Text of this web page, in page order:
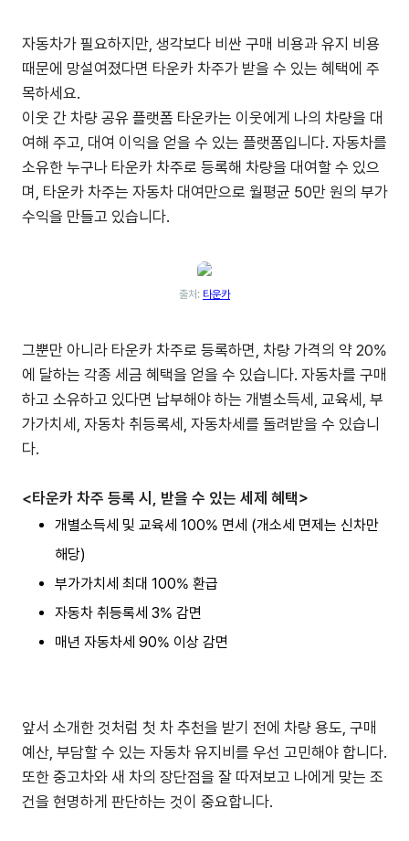
자동차가 필요하지만, 생각보다 비싼 구매 비용과 유지 비용
때문에 망설여졌다면 타운카 차주가 받을 수 있는 혜택에 주
목하세요.
이웃 간 차량 공유 플랫폼 타운카는 이웃에게 나의 차량을 대
여해 주고, 대여 이익을 얻을 수 있는 플랫폼입니다. 자동차를
소유한 누구나 타운카 차주로 등록해 차량을 대여할 수 있으
며, 타운카 차주는 자동차 대여만으로 월평균 50만 원의 부가
수익을 만들고 있습니다.
출처: 타운카
그뿐만 아니라 타운카 차주로 등록하면, 차량 가격의 약 20%
에 달하는 각종 세금 혜택을 얻을 수 있습니다. 자동차를 구매
하고 소유하고 있다면 납부해야 하는 개별소득세, 교육세, 부
가가치세, 자동차 취등록세, 자동차세를 돌려받을 수 있습니
다.
<타운카 차주 등록 시, 받을 수 있는 세제 혜택>
개별소득세 및 교육세 100% 면세 (개소세 면제는 신차만
해당)
부가가치세 최대 100% 환급
자동차 취등록세 3% 감면
매년 자동차세 90% 이상 감면
앞서 소개한 것처럼 첫 차 추천을 받기 전에 차량 용도, 구매
예산, 부담할 수 있는 자동차 유지비를 우선 고민해야 합니다.
또한 중고차와 새 차의 장단점을 잘 따져보고 나에게 맞는 조
건을 현명하게 판단하는 것이 중요합니다.